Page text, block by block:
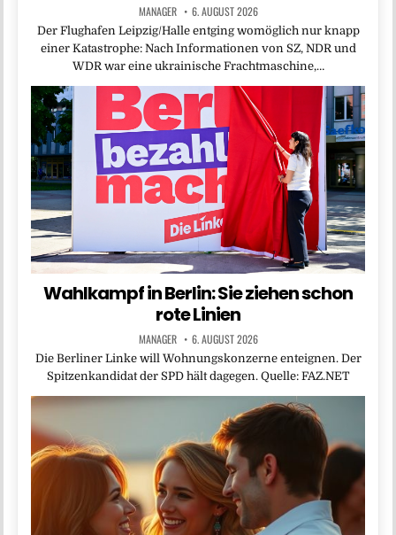
MANAGER 6. AUGUST 2026
Der Flughafen Leipzig/Halle entging womöglich nur knapp
einer Katastrophe: Nach Informationen von SZ, NDR und
WDR war eine ukrainische Frachtmaschine,…
Wahlkampf in Berlin: Sie ziehen schon
rote Linien
MANAGER 6. AUGUST 2026
Die Berliner Linke will Wohnungskonzerne enteignen. Der
Spitzenkandidat der SPD hält dagegen. Quelle: FAZ.NET